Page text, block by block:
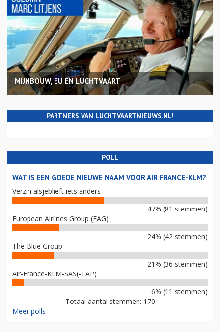
MIJNBOUW, EU EN LUCHTVAART
PARTNERS VAN LUCHTVAARTNIEUWS.NL!
POLL
WAT IS EEN GOEDE NIEUWE NAAM VOOR AIR FRANCE-KLM?
Verzin alsjeblieft iets anders
47% (81 stemmen)
European Airlines Group (EAG)
24% (42 stemmen)
The Blue Group
21% (36 stemmen)
Air-France-KLM-SAS(-TAP)
6% (11 stemmen)
Totaal aantal stemmen: 170
Meer polls